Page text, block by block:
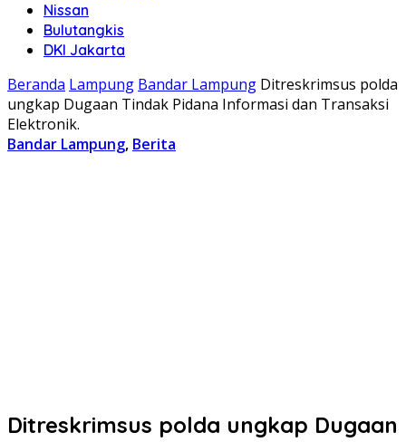
Nissan
Bulutangkis
DKI Jakarta
Beranda Lampung Bandar Lampung Ditreskrimsus polda
ungkap Dugaan Tindak Pidana Informasi dan Transaksi
Elektronik.
Bandar Lampung, Berita
Ditreskrimsus polda ungkap Dugaan